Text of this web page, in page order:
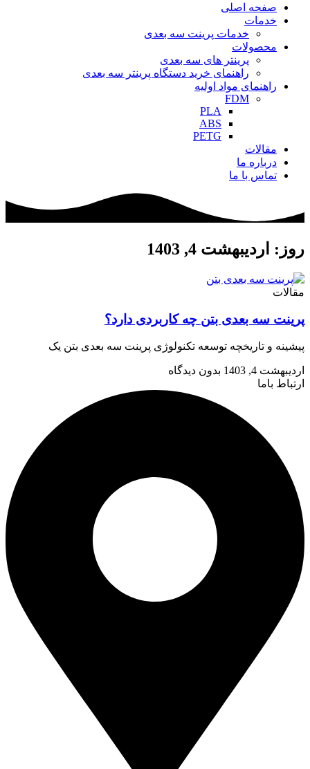
صفحه اصلی
خدمات
خدمات پرینت سه بعدی
محصولات
پرینتر های سه بعدی
راهنمای خرید دستگاه پرینتر سه بعدی
راهنمای مواد اولیه
FDM
PLA
ABS
PETG
مقالات
درباره ما
تماس با ما
روز: اردیبهشت 4, 1403
مقالات
پرینت سه بعدی بتن چه کاربردی دارد؟
پیشینه و تاریخچه توسعه تکنولوژی پرینت سه بعدی بتن یک
اردیبهشت 4, 1403
بدون دیدگاه
ارتباط باما